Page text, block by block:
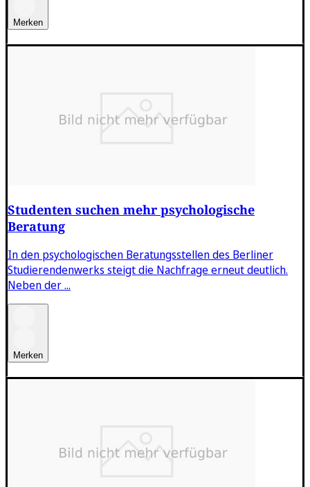
Merken
Studenten suchen mehr psychologische
Beratung
In den psychologischen Beratungsstellen des Berliner
Studierendenwerks steigt die Nachfrage erneut deutlich.
Neben der ...
Merken